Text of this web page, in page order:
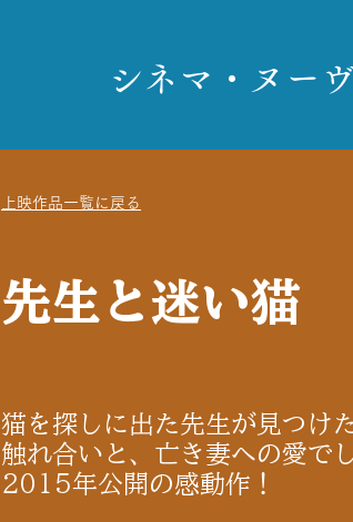
シネマ・ヌー
上映作品一覧に戻る
先生と迷い猫
猫を探しに出た先生が見つけ
触れ合いと、亡き妻への愛でし
2015年公開の感動作！